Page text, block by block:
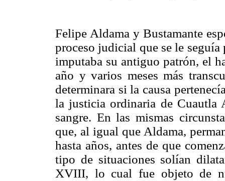
Felipe Aldama y Bustamante
proceso judicial que se le
imputaba su antiguo patrón, el
año y varios meses más
determinara si la causa
la justicia ordinaria de Cuautla
sangre. En las mismas
que, al igual que Aldama,
hasta años, antes de que
tipo de situaciones solían
XVIII, lo cual fue objeto de